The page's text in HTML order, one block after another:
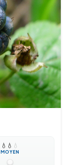
💧 💧 💧
MOYEN